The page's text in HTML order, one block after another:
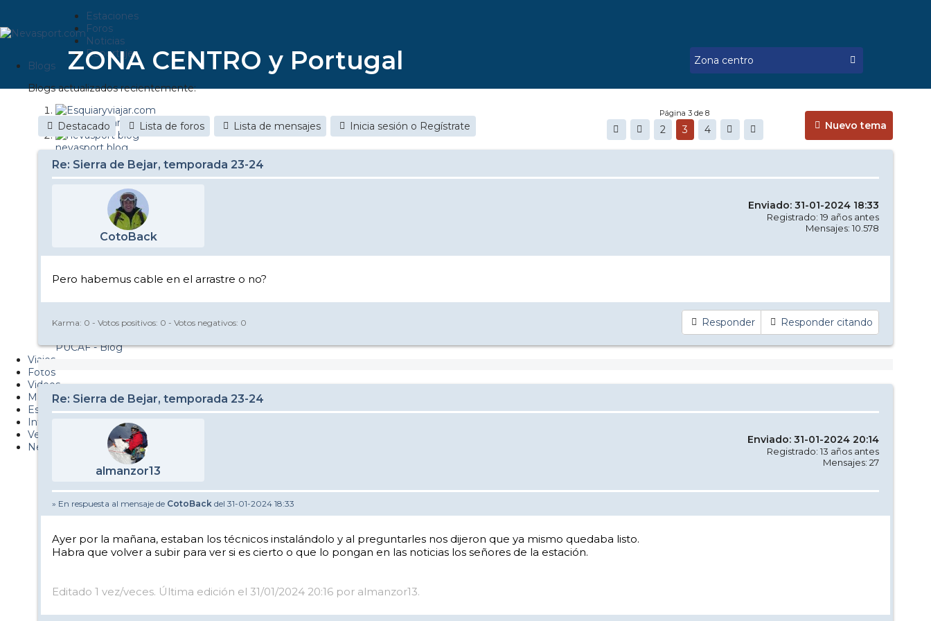
Estaciones
Foros
Noticias
Reportajes
Blogs
Blogs actualizados recientemente:
Esquiaryviajar.com
nevasport blog
Discovery Snow
It's a powder da
Nevasport Chile
Metiendo Cantos
PUCAF - Blog
Viajes
Fotos
Videos
Material
Esquí Pro
Infonieve
Verano
Nevalog
ZONA CENTRO y Portugal
Nuevo tema
Destacado Lista de foros Lista de mensajes Inicia sesión o Regístrate
Página 3 de 8
2 3 4
Re: Sierra de Bejar, temporada 23-24
CotoBack
Enviado: 31-01-2024 18:33
Registrado: 19 años antes
Mensajes: 10.578
Pero habemus cable en el arrastre o no?
Responder Responder citando
Karma: 0 - Votos positivos: 0 - Votos negativos: 0
Re: Sierra de Bejar, temporada 23-24
almanzor13
Enviado: 31-01-2024 20:14
Registrado: 13 años antes
Mensajes: 27
» En respuesta al mensaje de CotoBack del 31-01-2024 18:33
Ayer por la mañana, estaban los técnicos instalándolo y al preguntarles nos dijeron que ya mismo quedaba listo.
Habra que volver a subir para ver si es cierto o que lo pongan en las noticias los señores de la estación.
Editado 1 vez/veces. Última edición el 31/01/2024 20:16 por almanzor13.